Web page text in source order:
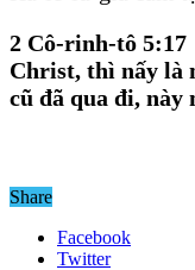
2 Cô-rinh-tô
Christ, thì nấy là
cũ đã qua đi, này
Share
Facebook
Twitter